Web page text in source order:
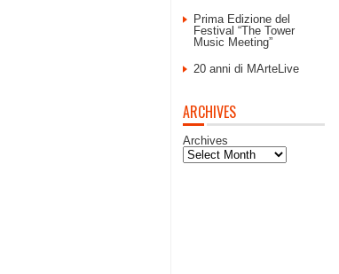
Prima Edizione del
Festival “The Tower
Music Meeting”
20 anni di MArteLive
ARCHIVES
Archives